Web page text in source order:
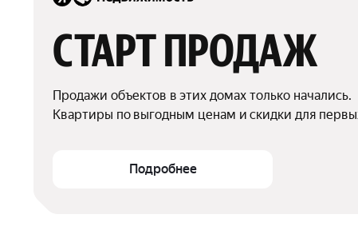
СТАРТ ПРОДАЖ
Продажи объектов в этих домах только начались.
Квартиры по выгодным ценам и скидки для
Подробнее